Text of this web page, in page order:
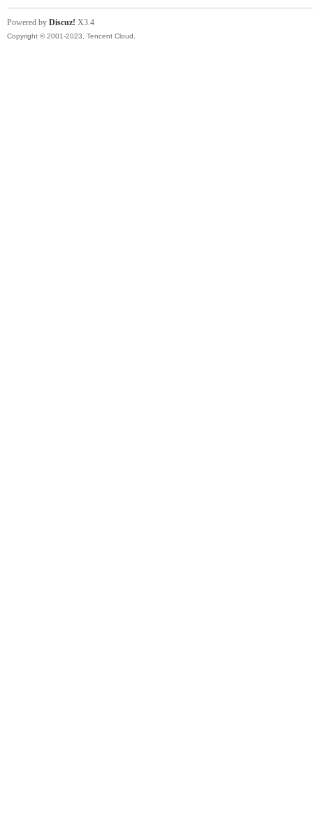
Powered by Discuz! X3.4
Copyright © 2001-2023, Tencent Cloud.